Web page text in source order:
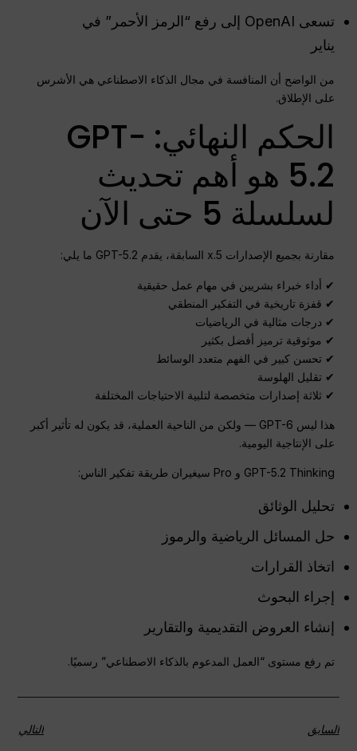
تسعى OpenAI إلى رفع “الرمز الأحمر” في
يناير
من الواضح أن المنافسة في مجال الذكاء الاصطناعي هي الأشرس
على الإطلاق.
الحكم النهائي: GPT-
5.2 هو أهم تحديث
لسلسلة 5 حتى الآن
مقارنة بجميع الإصدارات 5.x السابقة، يقدم GPT-5.2 ما يلي:
✔ أداء خبراء بشريين في مهام عمل حقيقية
✔ قفزة تاريخية في التفكير المنطقي
✔ درجات مثالية في الرياضيات
✔ موثوقية ترميز أفضل بكثير
✔ تحسن كبير في الفهم متعدد الوسائط
✔ تقليل الهلوسة
✔ ثلاثة إصدارات متخصصة لتلبية الاحتياجات المختلفة
هذا ليس GPT-6 — ولكن من الناحية العملية، قد يكون له تأثير أكبر
على الإنتاجية اليومية.
GPT-5.2 Thinking و Pro سيغيران طريقة تفكير الناس:
تحليل الوثائق
حل المسائل الرياضية والرموز
اتخاذ القرارات
إجراء البحوث
إنشاء العروض التقديمية والتقارير
تم رفع مستوى “العمل المدعوم بالذكاء الاصطناعي” رسميًا.
السابق التالي